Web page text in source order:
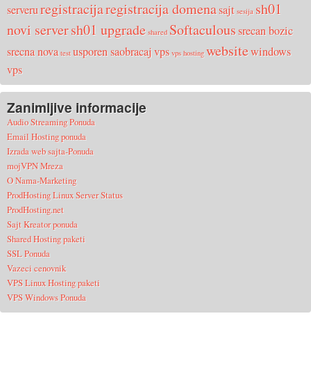
serveruregistracijaregistracija domenasajt sesija sh01
novi serversh01 upgrade shared Softaculoussrecan bozic
srecna nova test usporen saobracajvps vps hosting websitewindows
vps
Zanimljive informacije
Audio Streaming Ponuda
Email Hosting ponuda
Izrada web sajta-Ponuda
mojVPN Mreza
O Nama-Marketing
ProdHosting Linux Server Status
ProdHosting.net
Sajt Kreator ponuda
Shared Hosting paketi
SSL Ponuda
Vazeci cenovnik
VPS Linux Hosting paketi
VPS Windows Ponuda